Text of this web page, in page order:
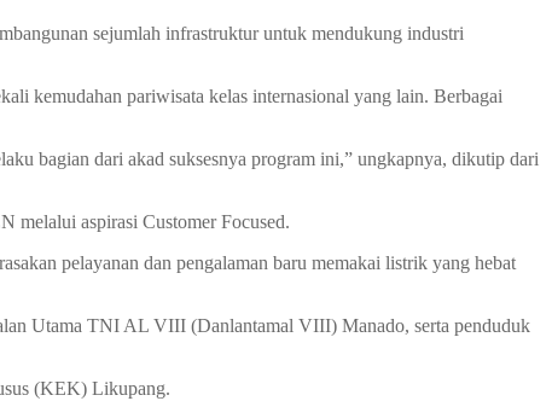
sejumlah infrastruktur untuk mendukung industri
kemudahan pariwisata kelas internasional yang lain. Berbagai
bagian dari akad suksesnya program ini,” ungkapnya, dikutip dari
melalui aspirasi Customer Focused.
pelayanan dan pengalaman baru memakai listrik yang hebat
Utama TNI AL VIII (Danlantamal VIII) Manado, serta penduduk
(KEK) Likupang.